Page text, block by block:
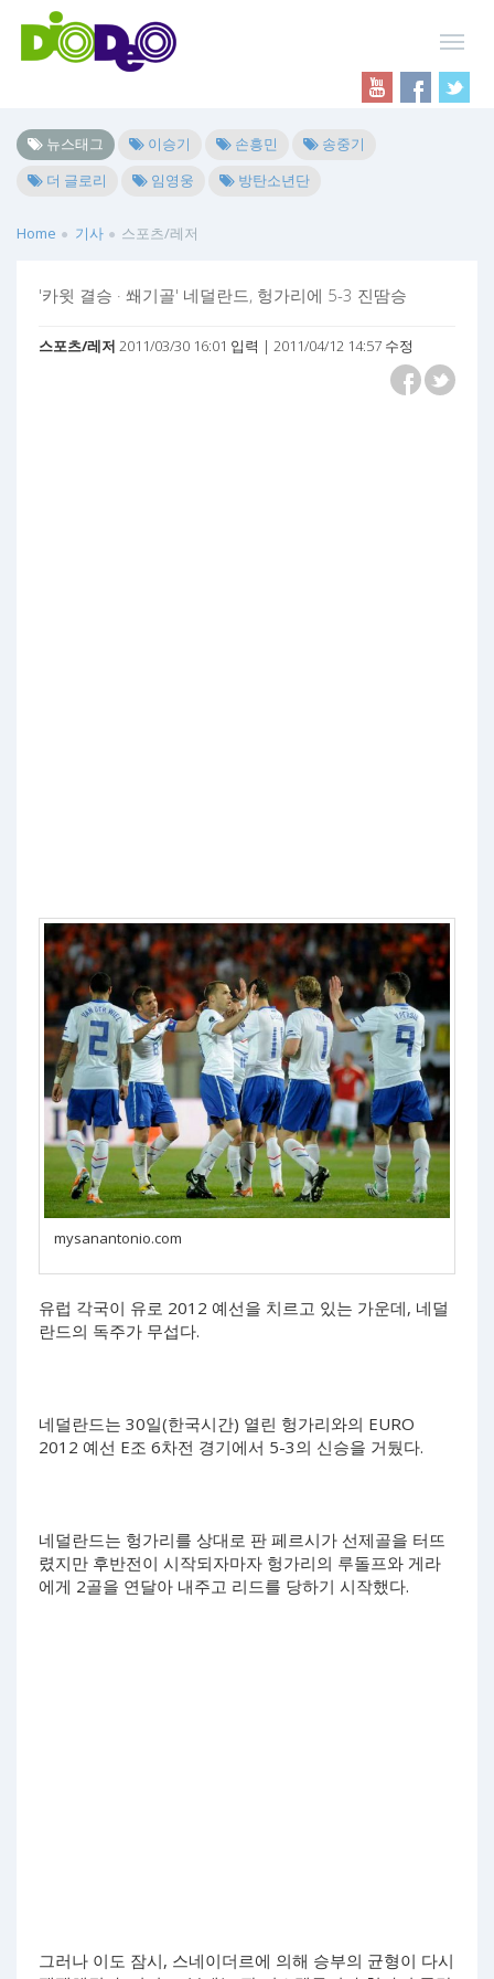
뉴스태그 이승기 손흥민
송중기
더 글로리
임영웅 방탄소년단
Home 기사 스포츠/레저
'카윗 결승 · 쐐기골' 네덜란드, 헝가리에 5-3 진땀승
스포츠/레저 2011/03/30 16:01 입력 | 2011/04/12 14:57 수정
mysanantonio.com
유럽 각국이 유로 2012 예선을 치르고 있는 가운데, 네덜
란드의 독주가 무섭다.
네덜란드는 30일(한국시간) 열린 헝가리와의 EURO
2012 예선 E조 6차전 경기에서 5-3의 신승을 거뒀다.
네덜란드는 헝가리를 상대로 판 페르시가 선제골을 터뜨
렸지만 후반전이 시작되자마자 헝가리의 루돌프와 게라
에게 2골을 연달아 내주고 리드를 당하기 시작했다.
그러나 이도 잠시, 스네이더르에 의해 승부의 균형이 다시